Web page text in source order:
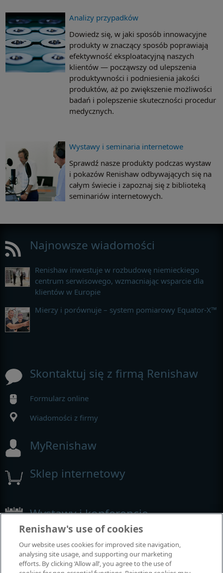
Analizy przypadków
Dowiedz się, w jaki sposób innowacyjne
produkty w znaczący sposób poprawiają
efektywność eksploatacyjną naszych
klientów — począwszy od ulepszenia
produktywności i podniesienia jakości
produktów, aż po zwiększenie możliwości
badań i polepszenie skuteczności procedur
medycznych.
Wystawy i seminaria internetowe
Sprawdź nasze produkty podczas wystaw
i pokazów Renishaw odbywających się na
całym świecie i zapoznaj się z biblioteką
seminariów internetowych.
Najnowsze wiadomości
Renishaw inwestuje w rozbudowę niemieckiego
centrum serwisowego, wzmacniając wsparcie dla
klientów w Europie
Mierzy i porównuje – system pomiarowy Equator-X™
Skontaktuj się z firmą Renishaw
Formularz online
Wiadomości z firmy
MyRenishaw
Sklep internetowy
Wystawy i konferencje
Renishaw's use of cookies
Our website uses cookies for improved site navigation,
analysing site usage, and supporting our marketing
efforts. By clicking ‘Allow all’, you agree to the use of